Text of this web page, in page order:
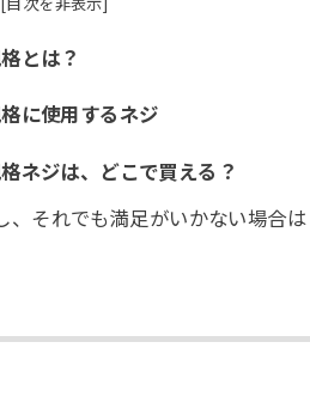
とは？
に使用するネジ
ネジは、どこで買える？
、それでも満足がいかない場合は